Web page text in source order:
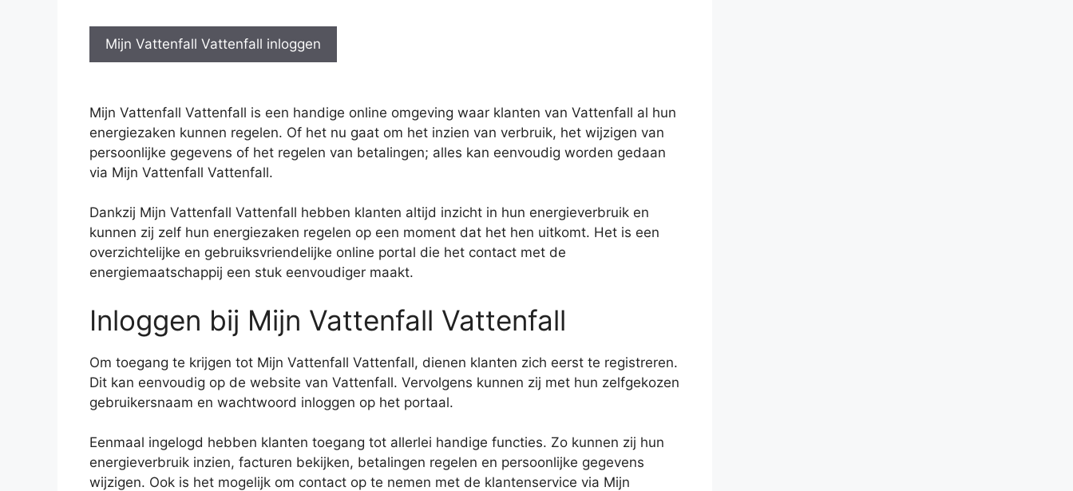
Mijn Vattenfall Vattenfall inloggen
Mijn Vattenfall Vattenfall is een handige online omgeving waar klanten van Vattenfall al hun
energiezaken kunnen regelen. Of het nu gaat om het inzien van verbruik, het wijzigen van
persoonlijke gegevens of het regelen van betalingen; alles kan eenvoudig worden gedaan
via Mijn Vattenfall Vattenfall.
Dankzij Mijn Vattenfall Vattenfall hebben klanten altijd inzicht in hun energieverbruik en
kunnen zij zelf hun energiezaken regelen op een moment dat het hen uitkomt. Het is een
overzichtelijke en gebruiksvriendelijke online portal die het contact met de
energiemaatschappij een stuk eenvoudiger maakt.
Inloggen bij Mijn Vattenfall Vattenfall
Om toegang te krijgen tot Mijn Vattenfall Vattenfall, dienen klanten zich eerst te registreren.
Dit kan eenvoudig op de website van Vattenfall. Vervolgens kunnen zij met hun zelfgekozen
gebruikersnaam en wachtwoord inloggen op het portaal.
Eenmaal ingelogd hebben klanten toegang tot allerlei handige functies. Zo kunnen zij hun
energieverbruik inzien, facturen bekijken, betalingen regelen en persoonlijke gegevens
wijzigen. Ook is het mogelijk om contact op te nemen met de klantenservice via Mijn